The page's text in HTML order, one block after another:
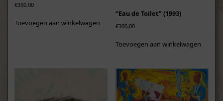
€350,00
Toevoegen aan winkelwagen
“Eau de Toilet” (1993)
€300,00
Toevoegen aan winkelwagen